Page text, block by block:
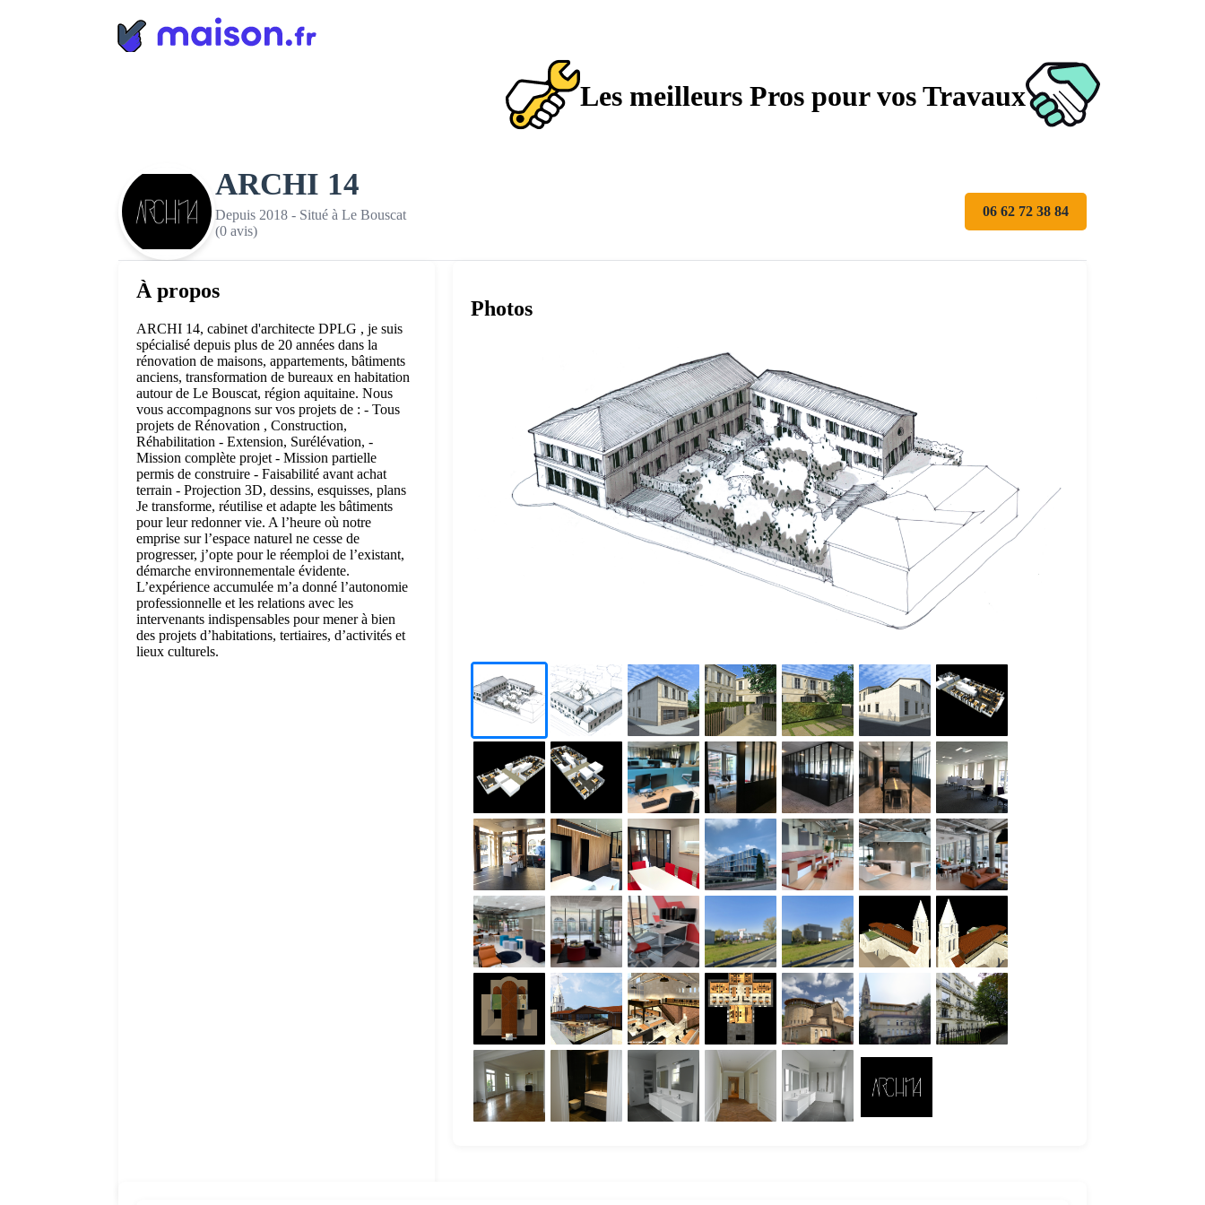
Les meilleurs Pros pour vos Travaux
ARCHI 14
Depuis 2018 - Situé à Le Bouscat
(0 avis)
06 62 72 38 84
À propos
ARCHI 14, cabinet d'architecte DPLG , je suis
spécialisé depuis plus de 20 années dans la
rénovation de maisons, appartements, bâtiments
anciens, transformation de bureaux en habitation
autour de Le Bouscat, région aquitaine. Nous
vous accompagnons sur vos projets de : - Tous
projets de Rénovation , Construction,
Réhabilitation - Extension, Surélévation, -
Mission complète projet - Mission partielle
permis de construire - Faisabilité avant achat
terrain - Projection 3D, dessins, esquisses, plans
Je transforme, réutilise et adapte les bâtiments
pour leur redonner vie. A l’heure où notre
emprise sur l’espace naturel ne cesse de
progresser, j’opte pour le réemploi de l’existant,
démarche environnementale évidente.
L’expérience accumulée m’a donné l’autonomie
professionnelle et les relations avec les
intervenants indispensables pour mener à bien
des projets d’habitations, tertiaires, d’activités et
lieux culturels.
Photos